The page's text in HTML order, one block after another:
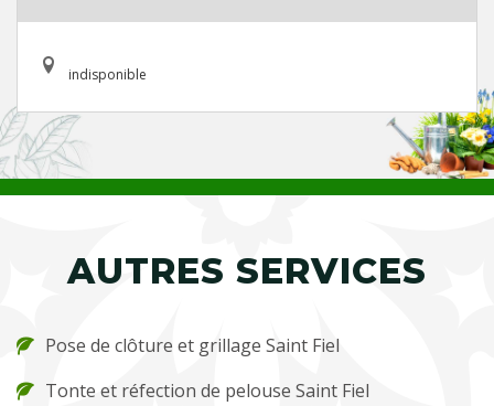
indisponible
AUTRES SERVICES
Pose de clôture et grillage Saint Fiel
Tonte et réfection de pelouse Saint Fiel